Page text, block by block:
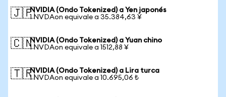
🇯🇵NVIDIA (Ondo Tokenized) a Yen japonés
1 NVDAon equivale a 35.384,63 ¥
🇨🇳NVIDIA (Ondo Tokenized) a Yuan chino
1 NVDAon equivale a 1512,88 ¥
🇹🇷NVIDIA (Ondo Tokenized) a Lira turca
1 NVDAon equivale a 10.695,06 ₺